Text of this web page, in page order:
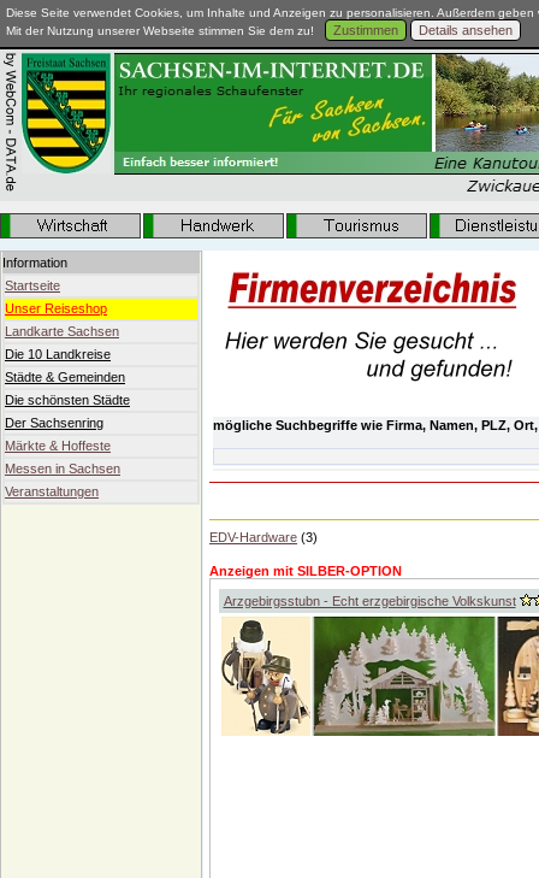
Diese Seite verwendet Cookies, um Inhalte und Anzeigen zu personalisieren. Außerdem
Mit der Nutzung unserer Webseite stimmen Sie dem zu!
Zustimmen Details ansehen
Information
Startseite
Unser Reiseshop
Landkarte Sachsen
Die 10 Landkreise
Städte & Gemeinden
Die schönsten Städte
Der Sachsenring
Märkte & Hoffeste
Messen in Sachsen
Veranstaltungen
mögliche Suchbegriffe wie Firma, Namen, PLZ,
EDV-Hardware (3)
Anzeigen mit SILBER-OPTION
Arzgebirgsstubn - Echt erzgebirgische Volkskunst